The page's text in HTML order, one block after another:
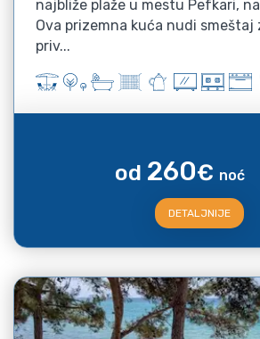
najbliže plaže u mestu Pefkari,
Ova prizemna kuća nudi smeštaj
priv...
od 260€ noć
DETALJNIJE